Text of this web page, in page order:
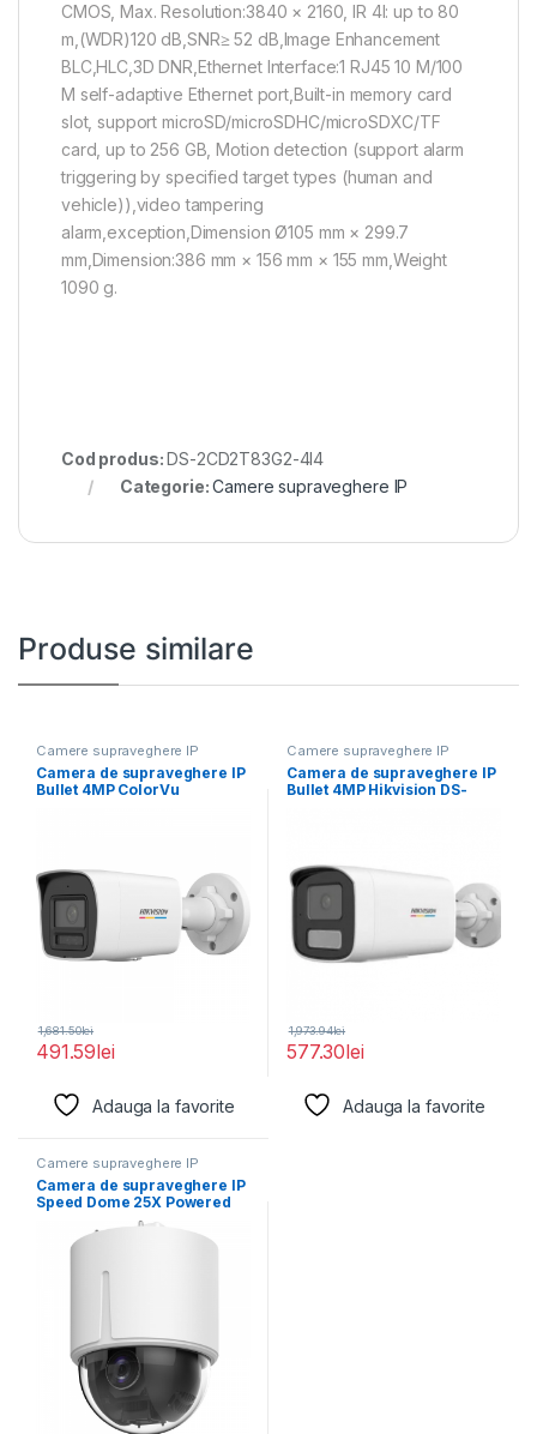
CMOS, Max. Resolution:3840 × 2160, IR 4I: up to 80
m,(WDR)120 dB,SNR≥ 52 dB,Image Enhancement
BLC,HLC,3D DNR,Ethernet Interface:1 RJ45 10 M/100
M self-adaptive Ethernet port,Built-in memory card
slot, support microSD/microSDHC/microSDXC/TF
card, up to 256 GB, Motion detection (support alarm
triggering by specified target types (human and
vehicle)),video tampering
alarm,exception,Dimension Ø105 mm × 299.7
mm,Dimension:386 mm × 156 mm × 155 mm,Weight
1090 g.
Cod produs:DS-2CD2T83G2-4I4
Categorie:Camere supraveghere IP
Produse similare
Camere supraveghere IP
Camera de supraveghere IP
Bullet 4MP ColorVu
491.59lei
1,681.50lei
Adauga la favorite
Camere supraveghere IP
Camera de supraveghere IP
Bullet 4MP Hikvision DS-
577.30lei
1,973.94lei
Adauga la favorite
Camere supraveghere IP
Camera de supraveghere IP
Speed Dome 25X Powered
by DarkFighter